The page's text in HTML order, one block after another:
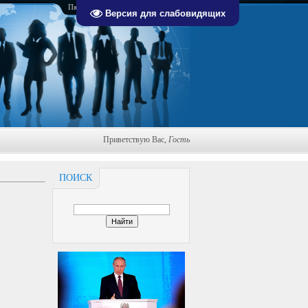
Версия для слабовидящих
Пятница, 07.08.2026, 02:27
Приветствую Вас, Гость
ПОИСК